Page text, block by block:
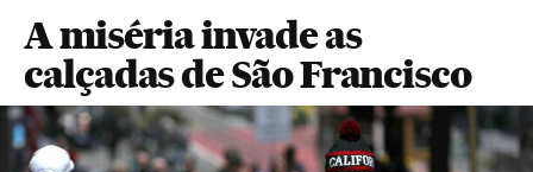
A miséria invade as
calçadas de São Francisco